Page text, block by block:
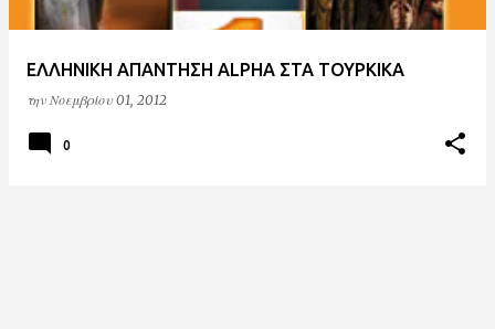
ΕΛΛΗΝΙΚΗ ΑΠΑΝΤΗΣΗ ALPHA ΣΤΑ ΤΟΥΡΚΙΚΑ
την Νοεμβρίου 01, 2012
0